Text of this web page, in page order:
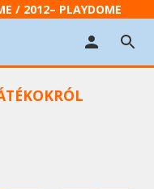
/ 2012– PLAYDOME